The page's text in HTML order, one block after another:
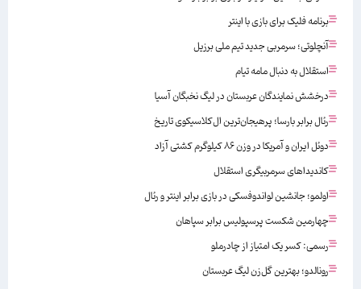
برنامه فلیک برای بازی با اینتر
آنچلوتی؛ سرمربی جدید تیم ملی برزیل
استقلال به دنبال مامه تیام
درخشش نمایندگان عربستان در لیگ نخبگان آسیا
رئال برابر بارسا؛ پرهیجان‌‌ترین ال‌کلاسیکوی تاریخ
دوئل ایران و آمریکا در وزن ۸۶ کیلوگرم کشتی آزاد
کاندیداهای سرمربیگری استقلال
اولمو؛ جانشین لواندوفسکی در بازی برابر اینتر و رئال
چهارمین شکست پرسپولیس برابر سپاهان
رسمی: کسر یک امتیاز از چادرملو
رونالدو؛ بهترین گل‌زن لیگ عربستان